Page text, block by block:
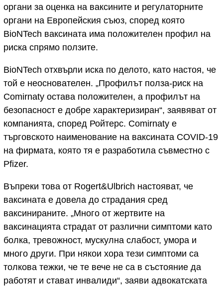
органи за оценка на ваксините и регулаторните
органи на Европейския съюз, според която
BioNTech ваксината има положителен профил на
риска спрямо ползите.
BioNTech отхвърли иска по делото, като настоя, че
той е неоснователен. „Профилът полза-риск на
Comirnaty остава положителен, а профилът на
безопасност е добре характеризиран“, заявяват от
компанията, според Ройтерс. Comirnaty е
търговското наименование на ваксината COVID-19
на фирмата, която тя е разработила съвместно с
Pfizer.
Въпреки това от Rogert&Ulbrich настояват, че
ваксината е довела до страдания сред
ваксинираните. „Много от жертвите на
ваксинацията страдат от различни симптоми като
болка, тревожност, мускулна слабост, умора и
много други. При някои хора тези симптоми са
толкова тежки, че те вече не са в състояние да
работят и стават инвалиди“, заяви адвокатската